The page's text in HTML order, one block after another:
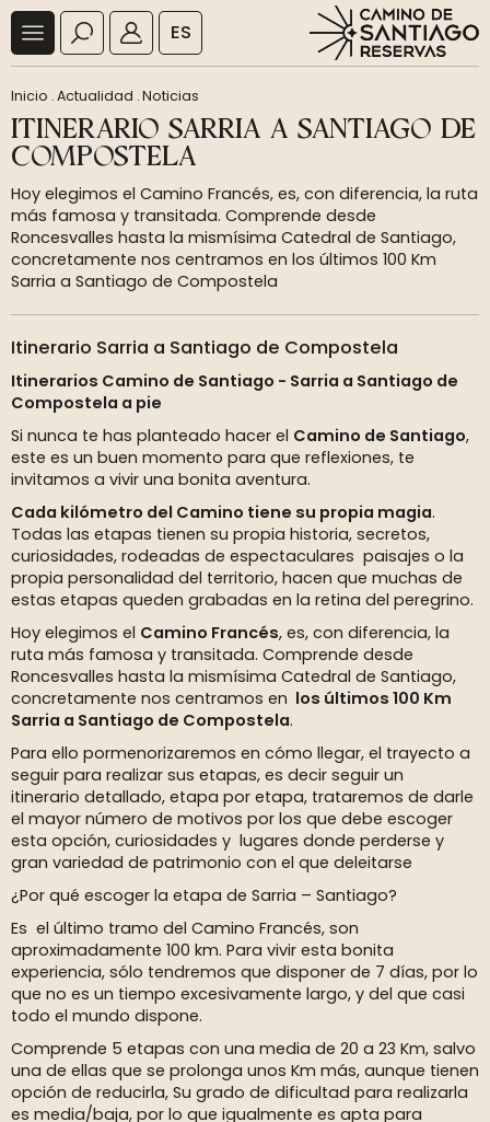
ES
Inicio .Actualidad .Noticias
ITINERARIO SARRIA A SANTIAGO DE
COMPOSTELA
Hoy elegimos el Camino Francés, es, con diferencia, la ruta
más famosa y transitada. Comprende desde
Roncesvalles hasta la mismísima Catedral de Santiago,
concretamente nos centramos en los últimos 100 Km
Sarria a Santiago de Compostela
Itinerario Sarria a Santiago de Compostela
Itinerarios Camino de Santiago - Sarria a Santiago de
Compostela a pie
Si nunca te has planteado hacer el Camino de Santiago,
este es un buen momento para que reflexiones, te
invitamos a vivir una bonita aventura.
Cada kilómetro del Camino tiene su propia magia.
Todas las etapas tienen su propia historia, secretos,
curiosidades, rodeadas de espectaculares paisajes o la
propia personalidad del territorio, hacen que muchas de
estas etapas queden grabadas en la retina del peregrino.
Hoy elegimos el Camino Francés, es, con diferencia, la
ruta más famosa y transitada. Comprende desde
Roncesvalles hasta la mismísima Catedral de Santiago,
concretamente nos centramos en los últimos 100 Km
Sarria a Santiago de Compostela.
Para ello pormenorizaremos en cómo llegar, el trayecto a
seguir para realizar sus etapas, es decir seguir un
itinerario detallado, etapa por etapa, trataremos de darle
el mayor número de motivos por los que debe escoger
esta opción, curiosidades y lugares donde perderse y
gran variedad de patrimonio con el que deleitarse
¿Por qué escoger la etapa de Sarria – Santiago?
Es el último tramo del Camino Francés, son
aproximadamente 100 km. Para vivir esta bonita
experiencia, sólo tendremos que disponer de 7 días, por lo
que no es un tiempo excesivamente largo, y del que casi
todo el mundo dispone.
Comprende 5 etapas con una media de 20 a 23 Km, salvo
una de ellas que se prolonga unos Km más, aunque tienen
opción de reducirla, Su grado de dificultad para realizarla
es media/baja, por lo que igualmente es apta para